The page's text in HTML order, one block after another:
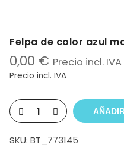
Felpa de color azul
0,00 € Precio incl. IVA
Precio incl. IVA
SKU: BT_773145